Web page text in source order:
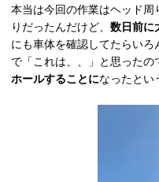
本当は今回の作業はヘッド
りだったんだけど、 数日前に
にも車体を確認してたらい
で「これは、、」と思った
ホールすることになったとい